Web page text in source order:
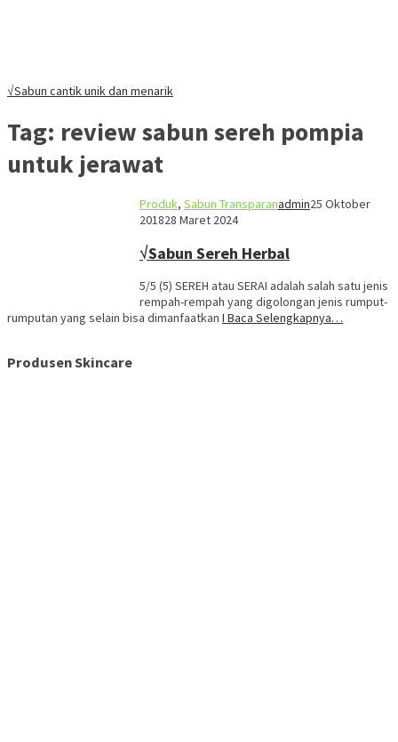
√Sabun cantik unik dan menarik
Tag: review sabun sereh pompia
untuk jerawat
Produk, Sabun Transparanadmin25 Oktober
201828 Maret 2024
√Sabun Sereh Herbal
5/5 (5) SEREH atau SERAI adalah salah satu jenis
rempah-rempah yang digolongan jenis rumput-
rumputan yang selain bisa dimanfaatkan I Baca Selengkapnya…
Produsen Skincare